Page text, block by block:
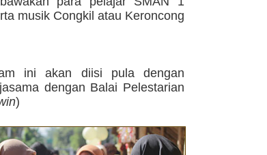
musik Congkil atau Keroncong
ini akan diisi pula dengan
dengan Balai Pelestarian
)